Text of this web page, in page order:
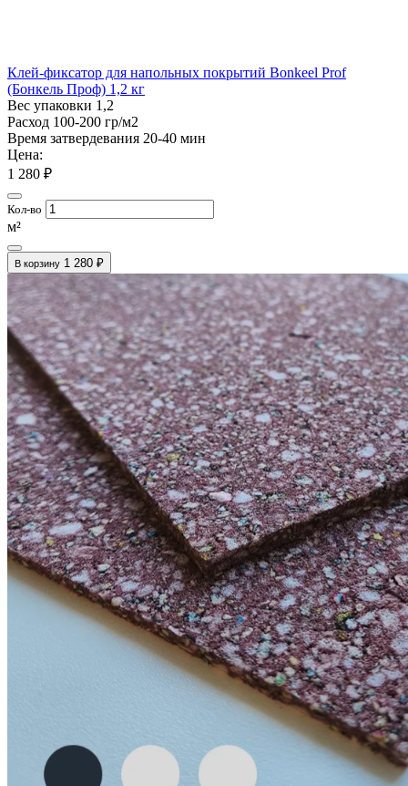
Клей-фиксатор для напольных покрытий Bonkeel Prof
(Бонкель Проф) 1,2 кг
Вес упаковки 1,2
Расход 100-200 гр/м2
Время затвердевания 20-40 мин
Цена:
1 280 ₽
Кол-во
м²
В корзину 1 280 ₽